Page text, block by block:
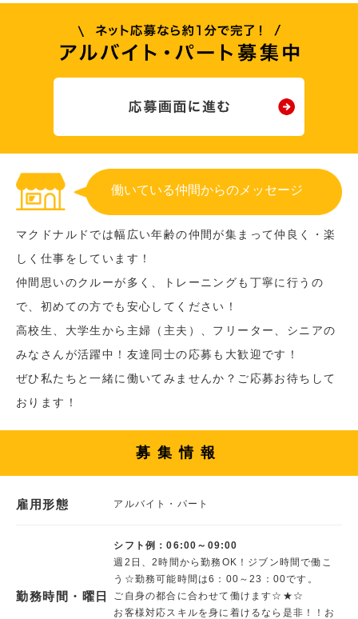
働いている仲間からのメッセージ
マクドナルドでは幅広い年齢の仲間が集まって仲良く・楽
しく仕事をしています！
仲間思いのクルーが多く、トレーニングも丁寧に行うの
で、初めての方でも安心してください！
高校生、大学生から主婦（主夫）、フリーター、シニアの
みなさんが活躍中！友達同士の応募も大歓迎です！
ぜひ私たちと一緒に働いてみませんか？ご応募お待ちして
おります！
募集情報
雇用形態 アルバイト・パート
勤務時間・曜日
シフト例：06:00～09:00
週2日、2時間から勤務OK！ジブン時間で働こ
う☆勤務可能時間は6：00～23：00です。
ご自身の都合に合わせて働けます☆★☆
お客様対応スキルを身に着けるなら是非！！お